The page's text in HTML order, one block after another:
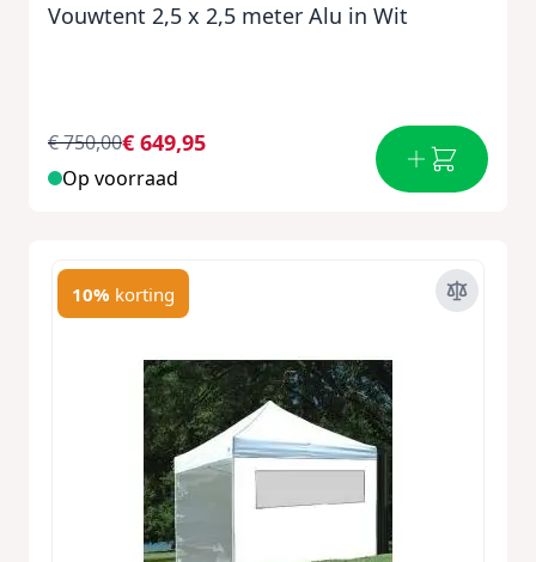
Vouwtent 2,5 x 2,5 meter Alu in Wit
€ 649,95
€ 750,00
Op voorraad
10% korting